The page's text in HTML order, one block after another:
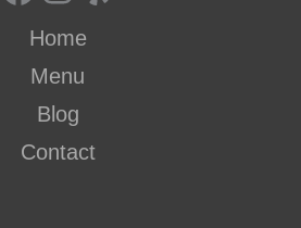
Home
Menu
Blog
Contact